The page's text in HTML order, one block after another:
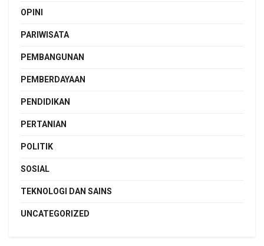
OPINI
PARIWISATA
PEMBANGUNAN
PEMBERDAYAAN
PENDIDIKAN
PERTANIAN
POLITIK
SOSIAL
TEKNOLOGI DAN SAINS
UNCATEGORIZED